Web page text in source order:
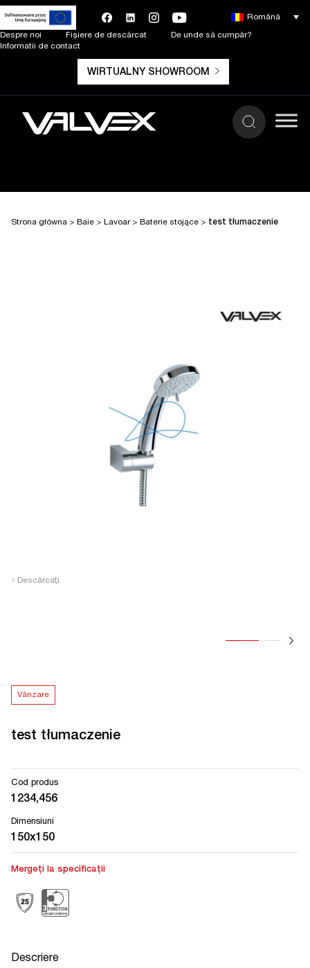
Despre noi Fișiere de descărcat
De unde să cumpăr?
Informatii de contact
WIRTUALNY SHOWROOM
Română
Strona główna > Baie > Lavoar> Baterie stojące > test tłumaczenie
› Descărcați
Vânzare
test tłumaczenie
Cod produs
1234,456
Dimensiuni
150x150
Mergeți la specificații
Descriere